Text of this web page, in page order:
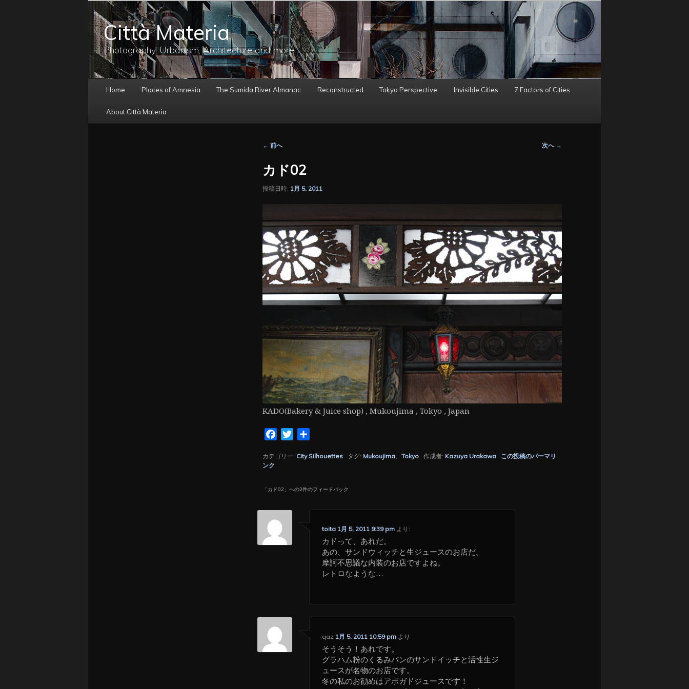
Città Materia
Photography, Urbanism, Architecture and more
ニ
Home Places of Amnesia The Sumida River Almanac Reconstructed Tokyo Perspective Invisible Cities 7 Factors of Cities
About Città Materia
投
ナ
ビ
ゲ
ョ
ン
← 前へ 次へ →
カド02
投稿日時: 1月 5, 2011
KADO(Bakery & Juice shop) , Mukoujima , Tokyo , Japan
FacebookTwitter
カテゴリー: City Silhouettes タグ: Mukoujima、 Tokyo 作成者: Kazuya Urakawa
この投稿のパーマリ
ンク
「カド02 」への2件のフィードバック
toita 1月 5, 2011 9:39 pm より:
カドって、あれだ。
あの、サンドウィッチと生ジュースのお店だ。
摩訶不思議な内装のお店ですよね。
レトロなような…
qaz 1月 5, 2011 10:59 pm より:
そうそう！あれです。
グラハム粉のくるみパンのサンドイッチと活性生ジ
ュースが名物のお店です。
冬の私のお勧めはアボガドジュースです！